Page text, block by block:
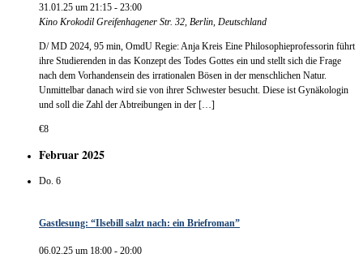
31.01.25 um 21:15 - 23:00
Kino Krokodil Greifenhagener Str. 32, Berlin, Deutschland
D/ MD 2024, 95 min, OmdU Regie: Anja Kreis Eine Philosophieprofessorin führt
ihre Studierenden in das Konzept des Todes Gottes ein und stellt sich die Frage
nach dem Vorhandensein des irrationalen Bösen in der menschlichen Natur.
Unmittelbar danach wird sie von ihrer Schwester besucht. Diese ist Gynäkologin
und soll die Zahl der Abtreibungen in der […]
€8
Februar 2025
Do. 6
Gastlesung: “Ilsebill salzt nach: ein Briefroman”
06.02.25 um 18:00 - 20:00